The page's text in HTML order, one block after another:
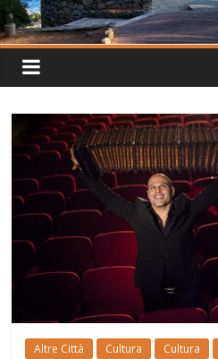
Altre Città Cultura Cultura